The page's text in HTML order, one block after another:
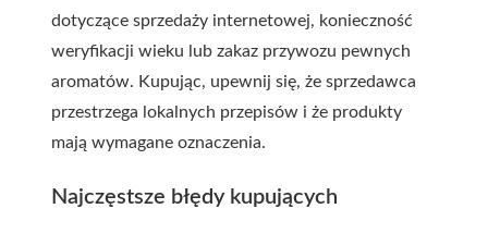
dotyczące sprzedaży internetowej, konieczność
weryfikacji wieku lub zakaz przywozu pewnych
aromatów. Kupując, upewnij się, że sprzedawca
przestrzega lokalnych przepisów i że produkty
mają wymagane oznaczenia.
Najczęstsze błędy kupujących